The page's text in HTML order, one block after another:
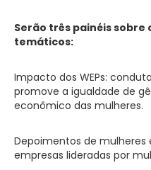
Serão três painéis sobre
temáticos:
Impacto dos WEPs:
promove a igualdade de
econômico das mulheres.
Depoimentos de mulheres
empresas lideradas por